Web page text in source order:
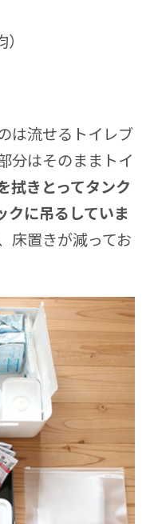
は流せるトイレブ
分はそのままトイ
拭きとってタンク
クに吊るしていま
床置きが減ってお